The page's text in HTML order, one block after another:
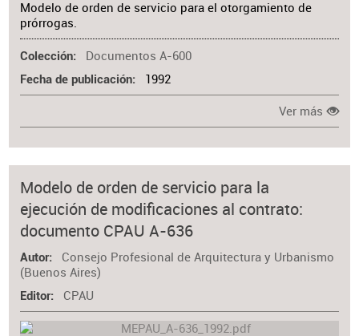
Modelo de orden de servicio para el otorgamiento de
prórrogas.
Colección Documentos A-600
Fecha de publicación 1992
Ver más
Modelo de orden de servicio para la
ejecución de modificaciones al contrato:
documento CPAU A-636
Autor
Consejo Profesional de Arquitectura y Urbanismo
(Buenos Aires)
Editor CPAU